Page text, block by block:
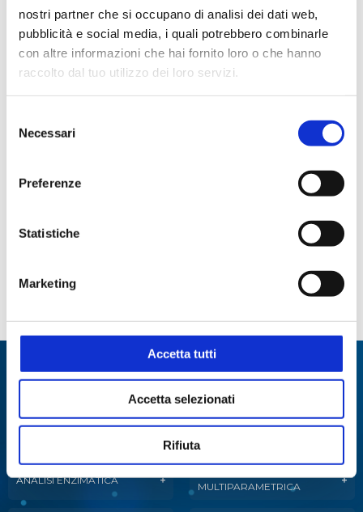
nostri partner che si occupano di analisi dei dati web,
pubblicità e social media, i quali potrebbero combinarle
con altre informazioni che hai fornito loro o che hanno
raccolto dal tuo utilizzo dei loro servizi.
delNecessari
Preferenze
Statistiche
Marketing
Accetta tutti
Accetta selezionati
Rifiuta
Codici prodotto
CODICE
STEROGLASS
CODICE
FORNITORE
CAPACITÀ
ML
43.8x137.3x21
KAMY020576 55.4x163.7x26
94x261.5x43.7
KAMY020579 112x315x55
Specialisti in:
Abbiamo sviluppato soluzioni, tecnologie e
strumenti per diverse applicazioni.
ANALISI ENZIMATICA
MULTIPARAMETRICA